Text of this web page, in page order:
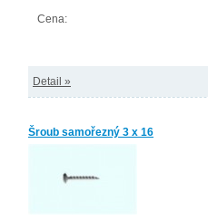
Cena:
Detail »
Šroub samořezný 3 x 16